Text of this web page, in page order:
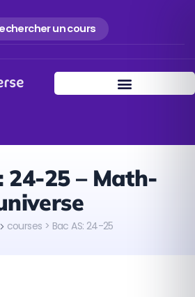
un cours
24-25 – Math-
courses > Bac AS: 24-25